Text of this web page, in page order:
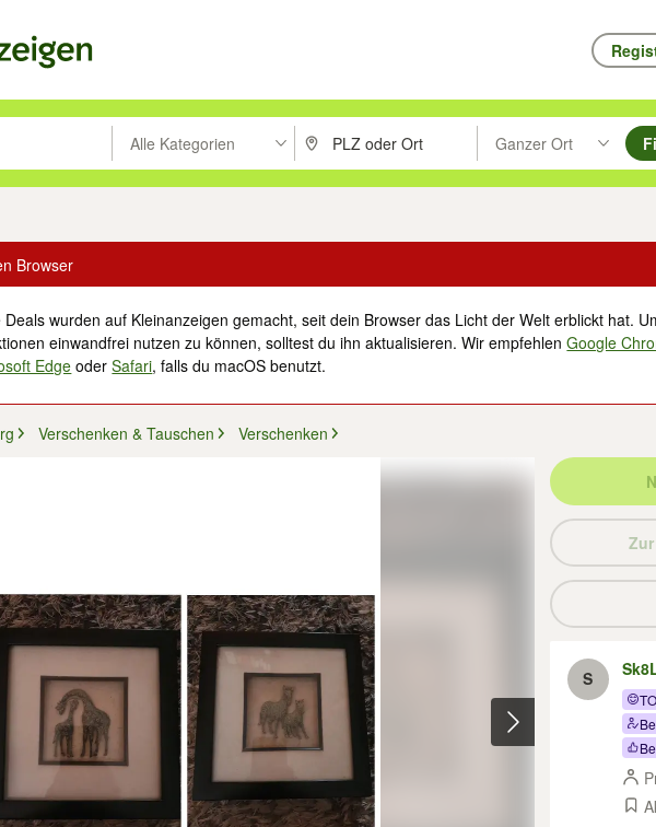
drücken um zu suchen, oder Vorschläge mit den Pfeiltasten nach oben/unten
Alle Kategorien PLZ oder Ort eingeben. Eingabetaste drücken
Ganzer Ort
Suche im Umkreis des
Browser
Deals wurden auf Kleinanzeigen gemacht, seit dein Browser das Licht der Welt erblickt hat.
einwandfrei nutzen zu können, solltest du ihn aktualisieren. Wir empfehlenGoogle
Edge oderSafari, falls du macOS benutzt.
Verschenken & Tauschen Verschenken
S